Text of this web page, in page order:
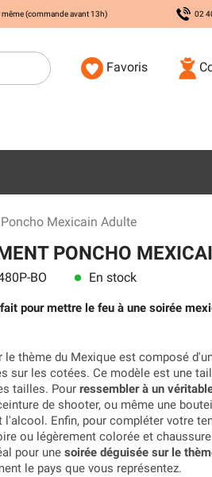
même (commande avant 13h) 02
Favoris
Mexicain Adulte
PONCHO
BO lens En stock
pour mettre le feu à une soirée
le thème du Mexique est composé
sur les cotées. Ce modèle est une
tailles. Pour ressembler à un
de shooter, ou même une
l'alcool. Enfin, pour compléter votre
ou légèrement colorée et
pour une soirée déguisée sur le
le pays que vous représentez.